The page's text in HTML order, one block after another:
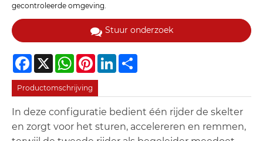
gecontroleerde omgeving.
Stuur onderzoek
Facebook
X WhatsAppPinterestLinkedIn
Productomschrijving
In deze configuratie bedient één rijder de skelter
en zorgt voor het sturen, accelereren en remmen,